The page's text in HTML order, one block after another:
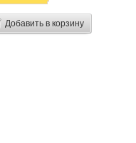
Добавить в корзину